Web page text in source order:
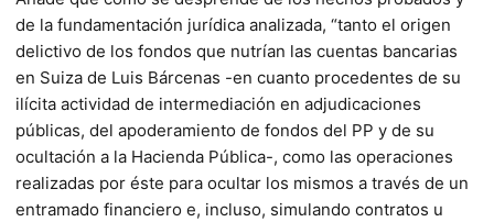
de la fundamentación jurídica analizada, “tanto el origen
delictivo de los fondos que nutrían las cuentas bancarias
en Suiza de Luis Bárcenas -en cuanto procedentes de su
ilícita actividad de intermediación en adjudicaciones
públicas, del apoderamiento de fondos del PP y de su
ocultación a la Hacienda Pública-, como las operaciones
realizadas por éste para ocultar los mismos a través de un
entramado financiero e, incluso, simulando contratos u